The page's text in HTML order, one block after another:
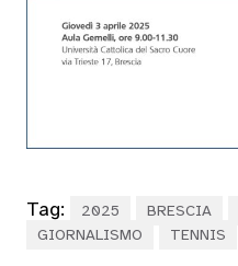
Tag: 2025 BRESCIA
GIORNALISMO
TENNIS